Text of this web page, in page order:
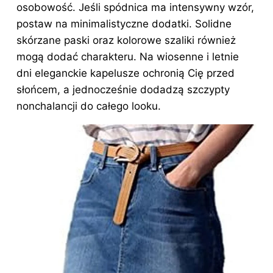
osobowość. Jeśli spódnica ma intensywny wzór,
postaw na minimalistyczne dodatki. Solidne
skórzane paski oraz kolorowe szaliki również
mogą dodać charakteru. Na wiosenne i letnie
dni eleganckie kapelusze ochronią Cię przed
słońcem, a jednocześnie dodadzą szczypty
nonchalancji do całego looku.